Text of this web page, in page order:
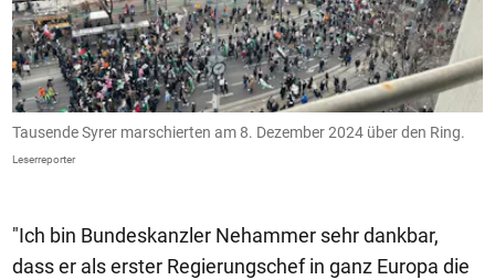
Tausende Syrer marschierten am 8. Dezember 2024 über den Ring.
Leserreporter
"Ich bin Bundeskanzler Nehammer sehr dankbar,
dass er als erster Regierungschef in ganz Europa die